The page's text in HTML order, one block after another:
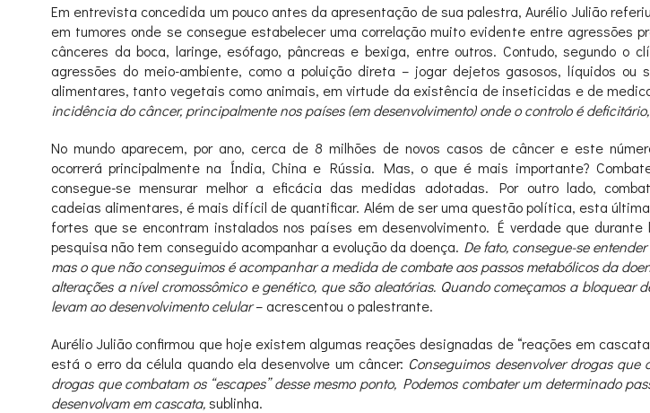
Em entrevista concedida um pouco antes da apresentação de sua palestra, Aurélio Julião
em tumores onde se consegue estabelecer uma correlação muito evidente entre agressões
cânceres da boca, laringe, esófago, pâncreas e bexiga, entre outros. Contudo, segundo
agressões do meio-ambiente, como a poluição direta – jogar dejetos gasosos, líquidos
alimentares, tanto vegetais como animais, em virtude da existência de inseticidas e de
incidência do câncer, principalmente nos países (em desenvolvimento) onde o controlo é
No mundo aparecem, por ano, cerca de 8 milhões de novos casos de câncer e este
ocorrerá principalmente na Índia, China e Rússia. Mas, o que é mais importante?
consegue-se mensurar melhor a eficácia das medidas adotadas. Por outro lado,
cadeias alimentares, é mais difícil de quantificar. Além de ser uma questão política, esta
fortes que se encontram instalados nos países em desenvolvimento. É verdade que
pesquisa não tem conseguido acompanhar a evolução da doença. De fato, consegue-se
mas o que não conseguimos é acompanhar a medida de combate aos passos metabólicos da
alterações a nível cromossômico e genético, que são aleatórias. Quando começamos a bloquear
levam ao desenvolvimento celular– acrescentou o palestrante.
Aurélio Julião confirmou que hoje existem algumas reações designadas de “reações em
está o erro da célula quando ela desenvolve um câncer: Conseguimos desenvolver drogas
drogas que combatam os “escapes” desse mesmo ponto, Podemos combater um determinado
desenvolvam em cascata,sublinha.